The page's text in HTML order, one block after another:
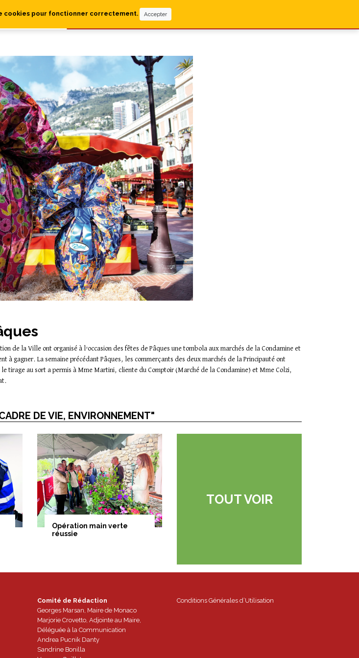
de la Ville ont organisé à l’occasion des fêtes de Pâques une tombola aux marchés de la Condamine et
à gagner. La semaine précédant Pâques, les commerçants des deux marchés de la Principauté ont
tirage au sort a permis à Mme Martini, cliente du Comptoir (Marché de la Condamine) et Mme Colzi,
DE VIE, ENVIRONNEMENT"
Opération main verte
réussie
TOUT VOIR
Comité de Rédaction
Georges Marsan, Maire de Monaco
Marjorie Crovetto, Adjointe au Maire,
Déléguée à la Communication
Andrea Pucnik Danty
Sandrine Bonilla
Conditions Générales d’Utilisation
cookies pour fonctionner correctement. Accepter